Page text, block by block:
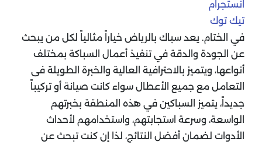
انستجرام
تيك توك
في الختام. يعد سباك بالرياض خياراً مثالياً لكل من يبحث
عن الجودة والدقة في تنفيذ أعمال السباكة بمختلف
أنواعها، ويتميز بالاحترافية العالية والخبرة الطويلة فى
التعامل مع جميع الأعطال سواء كانت صيانة أو تركيباً
جديداً، يتميز السباكين في هذه المنطقة بخبرتهم
الواسعة، وسرعة استجابتهم، واستخدامهم لأحداث
الأدوات لضمان أفضل النتائج، لذا إن كنت تبحث عن